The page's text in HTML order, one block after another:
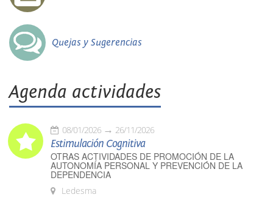
Quejas y Sugerencias
Agenda actividades
08/01/2026 26/11/2026
Estimulación Cognitiva
OTRAS ACTIVIDADES DE PROMOCIÓN DE LA
AUTONOMÍA PERSONAL Y PREVENCIÓN DE LA
DEPENDENCIA
Ledesma